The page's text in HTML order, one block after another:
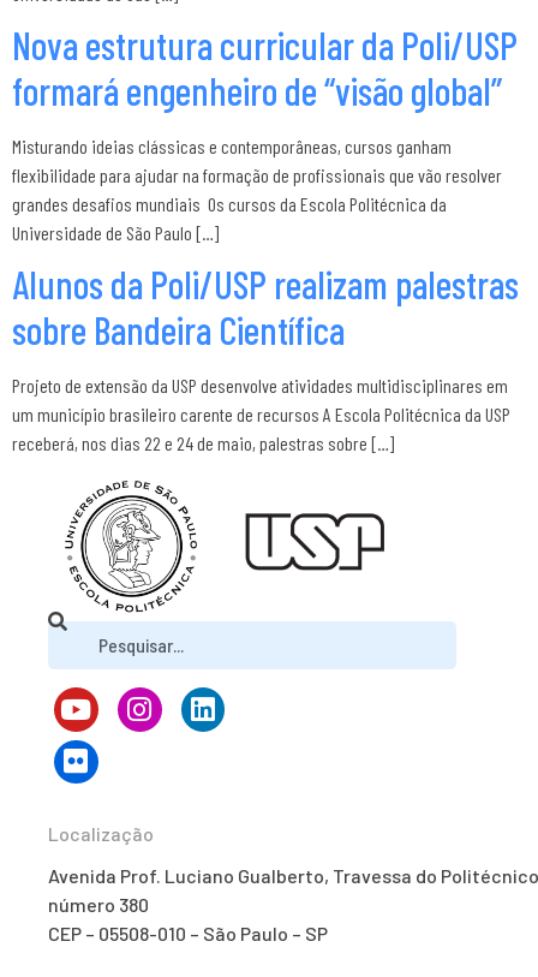
Nova estrutura curricular da Poli/USP
formará engenheiro de “visão global”
Misturando ideias clássicas e contemporâneas, cursos ganham
flexibilidade para ajudar na formação de profissionais que vão resolver
grandes desafios mundiais Os cursos da Escola Politécnica da
Universidade de São Paulo […]
Alunos da Poli/USP realizam palestras
sobre Bandeira Científica
Projeto de extensão da USP desenvolve atividades multidisciplinares em
um município brasileiro carente de recursos A Escola Politécnica da USP
receberá, nos dias 22 e 24 de maio, palestras sobre […]
Localização
Avenida Prof. Luciano Gualberto, Travessa do
número 380
CEP – 05508-010 – São Paulo – SP